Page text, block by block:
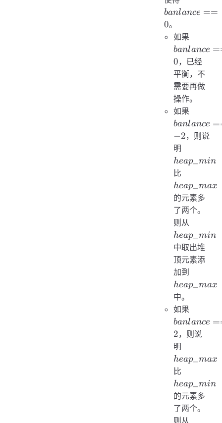
== 0
banlance ==
0。
如果
== 0
banlance
0，已经
平衡，不
需要再做
操作。
如果
== -2
banlance
−2，则说
明
heap min
比
heap max
的元素多
了两个。
则从
heap min
中取出堆
顶元素添
加到
heap max
中。
如果
== 2
banlance
2，则说
明
heap max
比
heap min
的元素多
了两个。
则从